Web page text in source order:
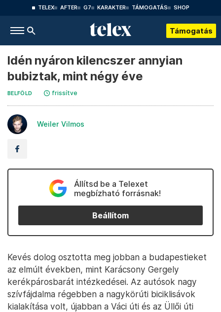
TELEX AFTER G7 KARAKTER TÁMOGATÁS SHOP
Támogatás
Idén nyáron kilencszer annyian
bubiztak, mint négy éve
BELFÖLD frissítve
Weiler Vilmos
Állítsd be a Telexet
megbízható forrásnak!
Beállítom
Kevés dolog osztotta meg jobban a budapestieket
az elmúlt években, mint Karácsony Gergely
kerékpárosbarát intézkedései. Az autósok nagy
szívfájdalma régebben a nagykörúti biciklisávok
kialakítása volt, újabban a Váci úti és az Üllői úti